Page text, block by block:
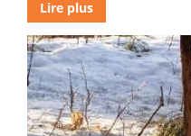
Lire plus